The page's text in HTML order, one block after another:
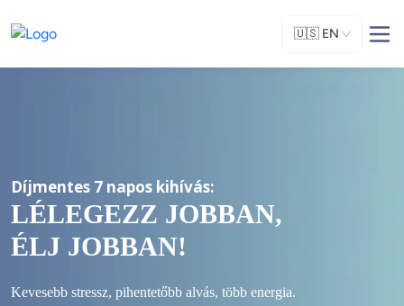
🇺🇸 EN
Díjmentes 7 napos kihívás:
LÉLEGEZZ JOBBAN,
ÉLJ JOBBAN!
Kevesebb stressz, pihentetőbb alvás, több energia.